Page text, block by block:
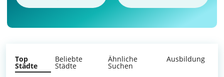
Top
Städte
Beliebte
Städte
Ähnliche
Suchen
Ausbildung